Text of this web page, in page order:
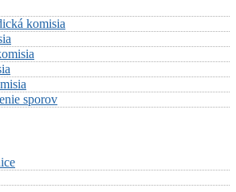
komisia
sporov